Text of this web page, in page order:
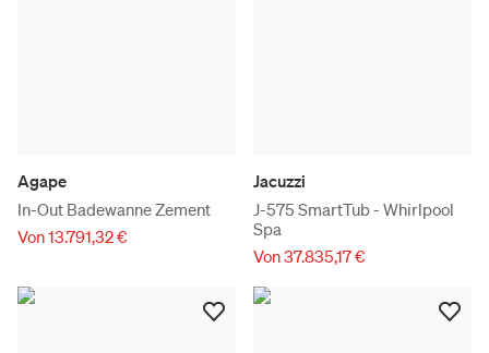
Agape
In-Out Badewanne Zement
Von 13.791,32 €
Jacuzzi
J-575 SmartTub - Whirlpool
Spa
Von 37.835,17 €